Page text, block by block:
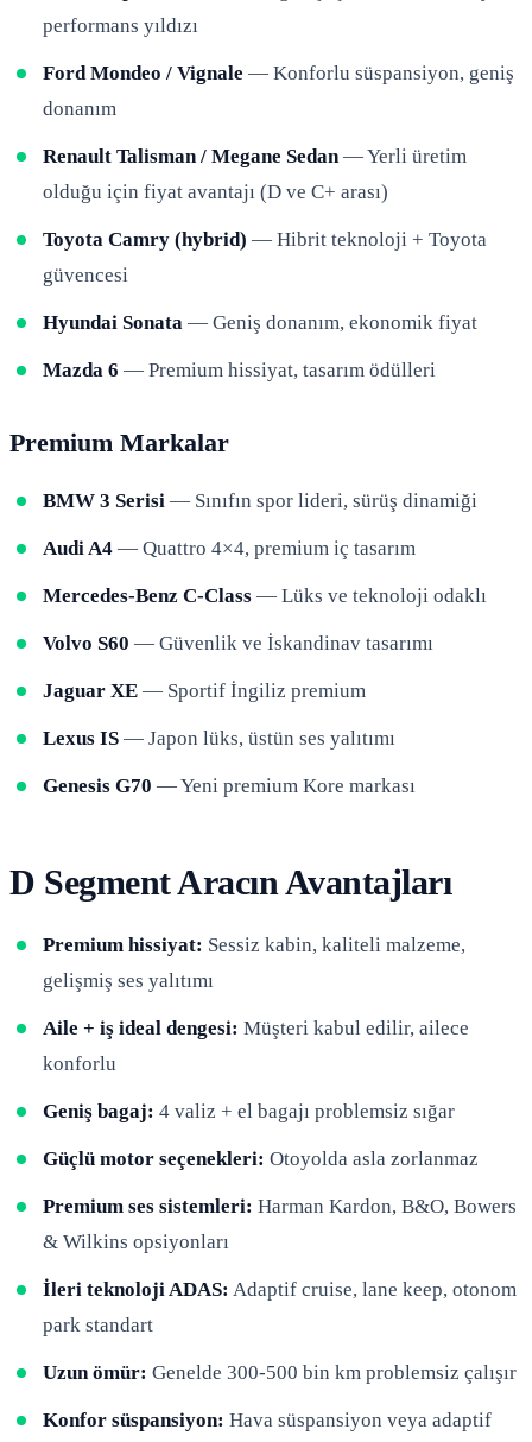
performans yıldızı
Ford Mondeo / Vignale — Konforlu süspansiyon, geniş
donanım
Renault Talisman / Megane Sedan— Yerli üretim
olduğu için fiyat avantajı (D ve C+ arası)
Toyota Camry (hybrid) — Hibrit teknoloji + Toyota
güvencesi
Hyundai Sonata — Geniş donanım, ekonomik fiyat
Mazda 6 — Premium hissiyat, tasarım ödülleri
Premium Markalar
BMW 3 Serisi — Sınıfın spor lideri, sürüş dinamiği
Audi A4 — Quattro 4×4, premium iç tasarım
Mercedes-Benz C-Class — Lüks ve teknoloji odaklı
Volvo S60 — Güvenlik ve İskandinav tasarımı
Jaguar XE — Sportif İngiliz premium
Lexus IS — Japon lüks, üstün ses yalıtımı
Genesis G70 — Yeni premium Kore markası
D Segment Aracın Avantajları
Premium hissiyat: Sessiz kabin, kaliteli malzeme,
gelişmiş ses yalıtımı
Aile + iş ideal dengesi: Müşteri kabul edilir, ailece
konforlu
Geniş bagaj: 4 valiz + el bagajı problemsiz sığar
Güçlü motor seçenekleri: Otoyolda asla zorlanmaz
Premium ses sistemleri: Harman Kardon, B&O, Bowers
& Wilkins opsiyonları
İleri teknoloji ADAS: Adaptif cruise, lane keep, otonom
park standart
Uzun ömür: Genelde 300-500 bin km problemsiz çalışır
Konfor süspansiyon: Hava süspansiyon veya adaptif